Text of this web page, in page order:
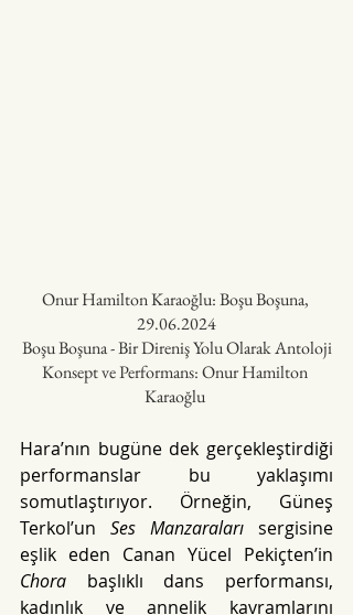
Onur Hamilton Karaoğlu: Boşu Boşuna,
29.06.2024
Boşu Boşuna - Bir Direniş Yolu Olarak Antoloji
Konsept ve Performans: Onur Hamilton
Karaoğlu
Hara’nın bugüne dek gerçekleştirdiği
performanslar bu yaklaşımı
somutlaştırıyor. Örneğin, Güneş
Terkol’un Ses Manzaraları sergisine
Chora başlıklı dans performansı,
kadınlık ve annelik kavramlarını